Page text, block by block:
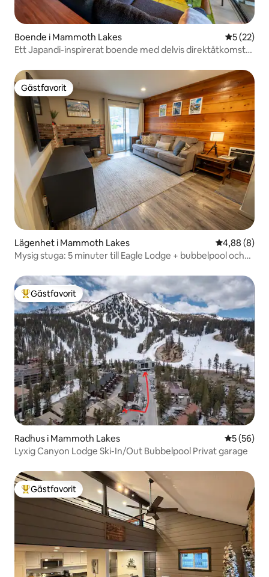
Boende i Mammoth Lakes 5 av 5 i
5 (22)
Ett Japandi-inspirerat boende med delvis direktåtkomst
Gästfavorit
Gästfavorit
Lägenhet i Mammoth Lakes 4,88 av 5 i
4,88 (8)
Mysig stuga: 5 minuter till Eagle Lodge + bubbelpool och
Populär gästfavorit
Gästfavorit
Radhus i Mammoth Lakes 5 av 5 i
5 (56)
Lyxig Canyon Lodge Ski-In/Out Bubbelpool Privat garage
Populär gästfavorit
Gästfavorit